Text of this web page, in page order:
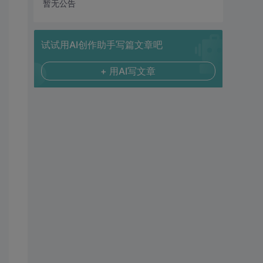
暂无公告
试试用AI创作助手写篇文章吧
+ 用AI写文章